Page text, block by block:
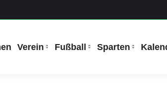
Verein Fußball Sparten